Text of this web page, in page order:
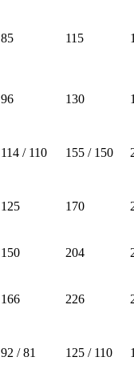
85 115
96 130
114 / 110 155 / 150
125 170
150 204
166 226
92 / 81 125 / 110